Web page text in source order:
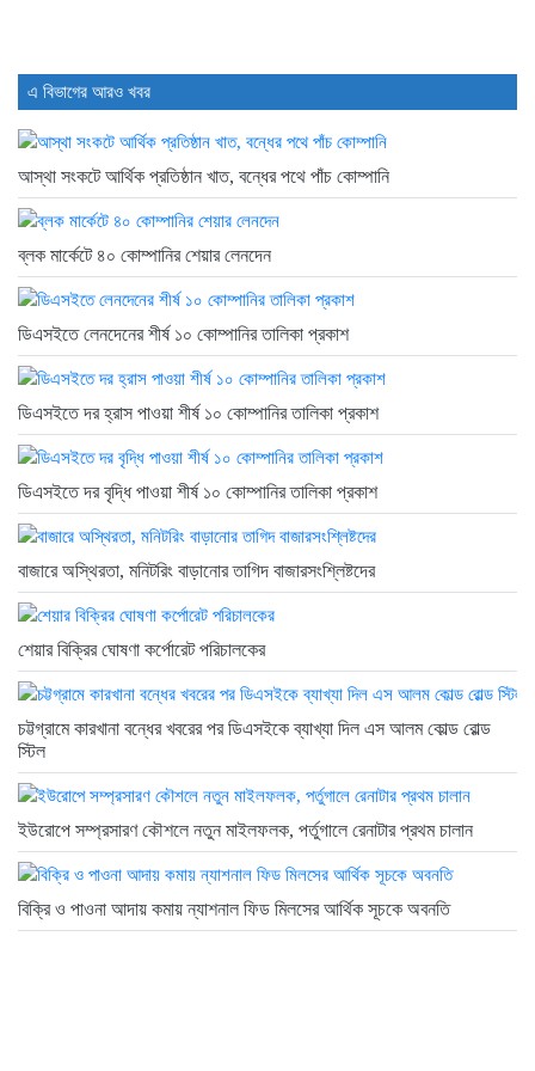
এ বিভাগের আরও খবর
আস্থা সংকটে আর্থিক প্রতিষ্ঠান খাত, বন্ধের পথে পাঁচ কোম্পানি
ব্লক মার্কেটে ৪০ কোম্পানির শেয়ার লেনদেন
ডিএসইতে লেনদেনের শীর্ষ ১০ কোম্পানির তালিকা প্রকাশ
ডিএসইতে দর হ্রাস পাওয়া শীর্ষ ১০ কোম্পানির তালিকা প্রকাশ
ডিএসইতে দর বৃদ্ধি পাওয়া শীর্ষ ১০ কোম্পানির তালিকা প্রকাশ
বাজারে অস্থিরতা, মনিটরিং বাড়ানোর তাগিদ বাজারসংশ্লিষ্টদের
শেয়ার বিক্রির ঘোষণা কর্পোরেট পরিচালকের
চট্টগ্রামে কারখানা বন্ধের খবরের পর ডিএসইকে ব্যাখ্যা দিল এস আলম কোল্ড রোল্ড
স্টিল
ইউরোপে সম্প্রসারণ কৌশলে নতুন মাইলফলক, পর্তুগালে রেনাটার প্রথম চালান
বিক্রি ও পাওনা আদায় কমায় ন্যাশনাল ফিড মিলসের আর্থিক সূচকে অবনতি